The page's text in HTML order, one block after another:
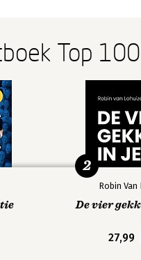
Top 100
Robin
De vier
27,99
2